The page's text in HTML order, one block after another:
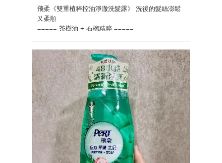
飛柔《雙重植粹控油淨澈洗髮露》 洗後的髮絲澎鬆
又柔順
===== 茶樹油 + 石榴精粹 =====
戴著安全帽都會悶住頭髮， 安全帽一拿下來的時
候，髮型澎鬆度都沒了>"<，因為一流汗就更容易出
油且扁蹋， 而且頭皮都會一直癢癢的，真的讓我超
級困擾的。
清洗髮絲的過程中，洗髮露能有豐盈且綿密細緻的
泡沫，在頭髮上搓洗時，還能聞到淡淡香味........ 我
最愛這種有涼感又清新的味道了，
用清水搓洗後，覺得洗淨力很不錯，感覺油膩髒污
都有洗掉，洗淨後的髮絲，覺得非常清爽舒適，頭
皮有輕盈感，髮根也不會過於乾澀。
吹整後的髮絲，原本扇蹋的髮絲，變的比較有澎鬆
很多，且髮絲柔順好整理不打結了，使用這一款洗